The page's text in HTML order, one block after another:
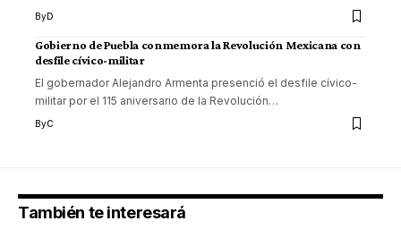
ByD
Gobierno de Puebla conmemora la Revolución Mexicana con
desfile cívico-militar
El gobernador Alejandro Armenta presenció el desfile cívico-
militar por el 115 aniversario de la Revolución…
ByC
También te interesará